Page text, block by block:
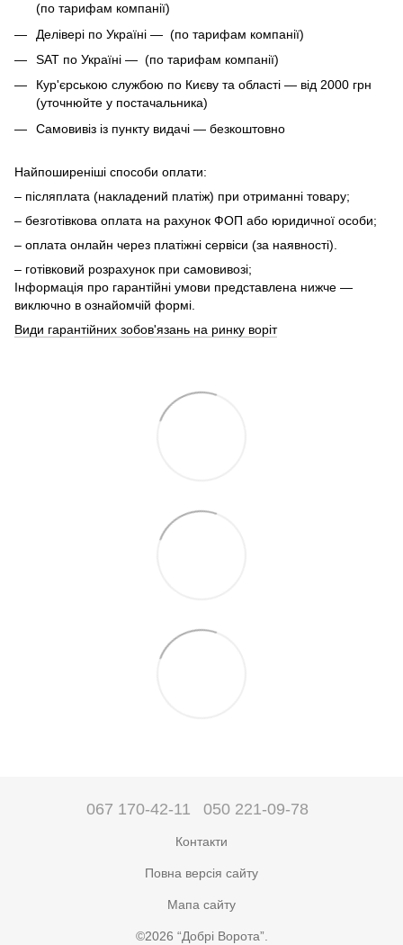
(по тарифам компанії)
Делівері по Україні — (по тарифам компанії)
SAT по Україні — (по тарифам компанії)
Кур'єрською службою по Києву та області — від 2000 грн
(уточнюйте у постачальника)
Самовивіз із пункту видачі — безкоштовно
Найпоширеніші способи оплати:
– післяплата (накладений платіж) при отриманні товару;
– безготівкова оплата на рахунок ФОП або юридичної особи;
– оплата онлайн через платіжні сервіси (за наявності).
– готівковий розрахунок при самовивозі;
Інформація про гарантійні умови представлена нижче —
виключно в ознайомчій формі.
Види гарантійних зобов'язань на ринку воріт
067 170-42-11 050 221-09-78
Контакти
Повна версія сайту
Мапа сайту
©2026 “Добрі Ворота”.